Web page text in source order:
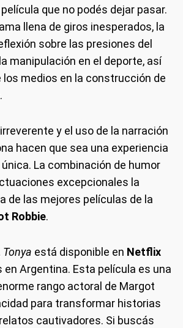
que no podés dejar pasar.
llena de giros inesperados, la
sobre las presiones del
manipulación en el deporte, así
los medios en la construcción de
y el uso de la narración
hacen que sea una experiencia
La combinación de humor
excepcionales la
de las mejores películas de la
Robbie.
Tonya está disponible en Netflix
en Argentina. Esta película es una
rango actoral de Margot
para transformar historias
cautivadores. Si buscás